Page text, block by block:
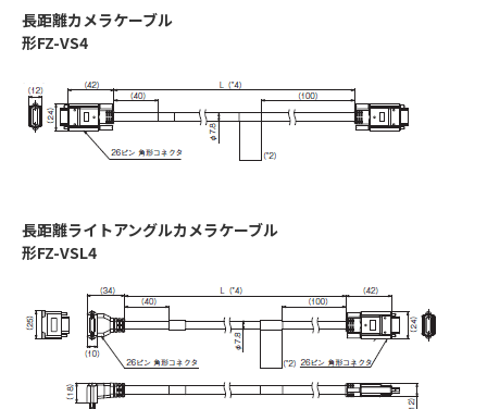
長距離カメラケーブル
形FZ-VS4
長距離ライトアングルカメラケーブル
形FZ-VSL4